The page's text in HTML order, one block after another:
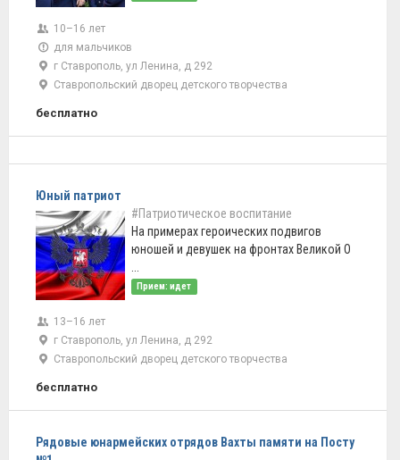
10–16 лет
для мальчиков
г Ставрополь, ул Ленина, д 292
Ставропольский дворец детского творчества
бесплатно
Юный патриот
#Патриотическое воспитание
На примерах героических подвигов
юношей и девушек на фронтах Великой О
Прием: идет
13–16 лет
г Ставрополь, ул Ленина, д 292
Ставропольский дворец детского творчества
бесплатно
Рядовые юнармейских отрядов Вахты памяти на Посту